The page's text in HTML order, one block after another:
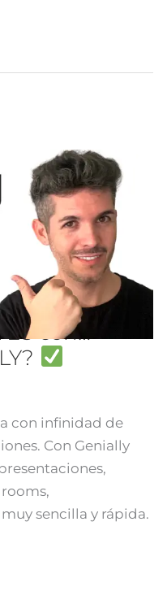
con…
con infinidad de
Con Genially
sencilla y rápida.